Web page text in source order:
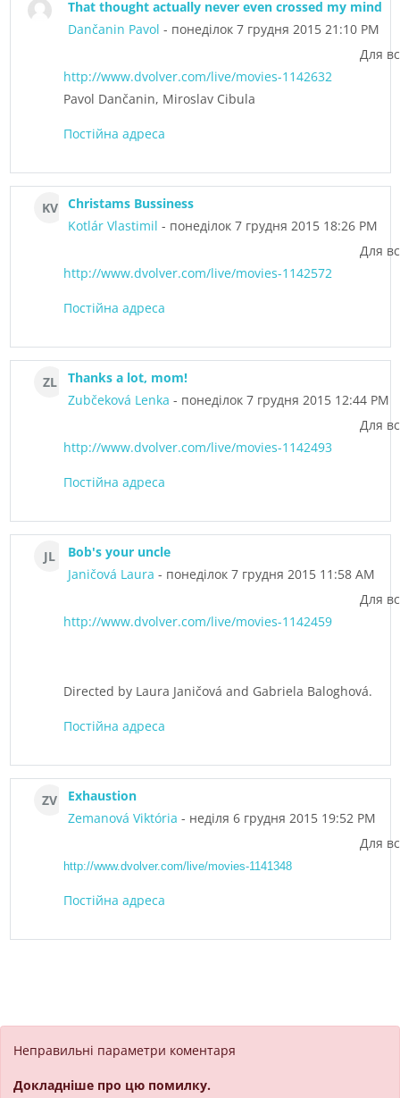
That thought actually never even crossed my mind
Dančanin Pavol - понеділок 7 грудня 2015 21:10 PM
Для
http://www.dvolver.com/live/movies-1142632
Pavol Dančanin, Miroslav Cibula
Постійна адреса
KV
Christams Bussiness
Kotlár Vlastimil - понеділок 7 грудня 2015 18:26 PM
Для
http://www.dvolver.com/live/movies-1142572
Постійна адреса
ZL
Thanks a lot, mom!
Zubčeková Lenka - понеділок 7 грудня 2015 12:44 PM
Для
http://www.dvolver.com/live/movies-1142493
Постійна адреса
JL
Bob's your uncle
Janičová Laura - понеділок 7 грудня 2015 11:58 AM
Для
http://www.dvolver.com/live/movies-1142459
Directed by Laura Janičová and Gabriela Baloghová.
Постійна адреса
ZV
Exhaustion
Zemanová Viktória - неділя 6 грудня 2015 19:52 PM
Для
http://www.dvolver.com/live/movies-1141348
Постійна адреса
Неправильні параметри коментаря
Докладніше про цю помилку.